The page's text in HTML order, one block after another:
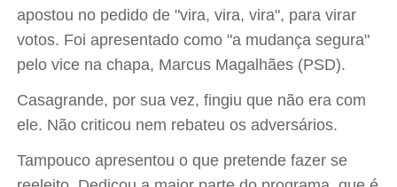
apostou no pedido de "vira, vira, vira", para virar
votos. Foi apresentado como "a mudança segura"
pelo vice na chapa, Marcus Magalhães (PSD).
Casagrande, por sua vez, fingiu que não era com
ele. Não criticou nem rebateu os adversários.
Tampouco apresentou o que pretende fazer se